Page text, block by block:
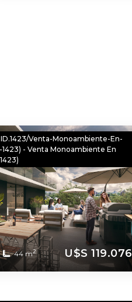
Venta-Monoambiente-En-
- Venta Monoambiente En
44 m2 U$S 119.076